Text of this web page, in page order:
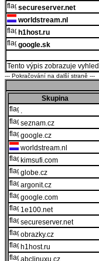
secureserver.net
worldstream.nl
h1host.ru
google.sk
Tento výpis zobrazuje
--- Pokračování na další straně ---
Skupina
.
seznam.cz
google.cz
worldstream.nl
kimsufi.com
globe.cz
argonit.cz
google.com
1e100.net
secureserver.net
obrazky.cz
h1host.ru
abclinuxu.cz